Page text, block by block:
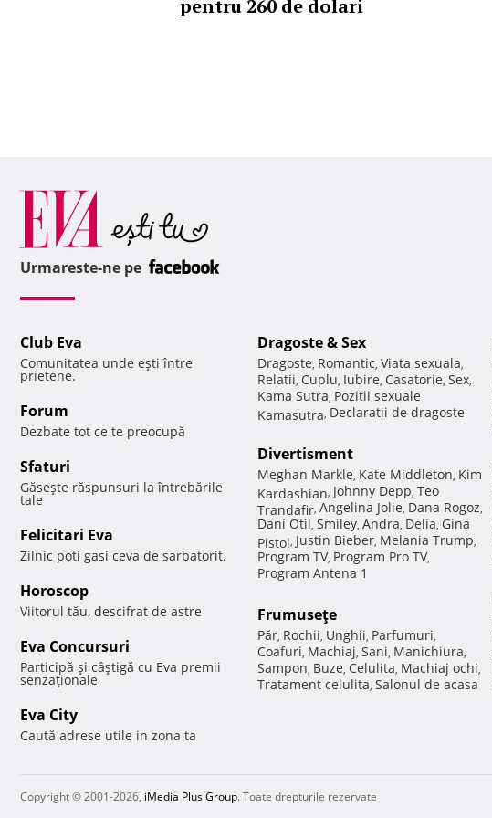
pentru 260 de dolari
Urmareste-ne pe
Club Eva
Comunitatea unde eşti între
prietene.
Forum
Dezbate tot ce te preocupă
Sfaturi
Găseşte răspunsuri la întrebările
tale
Felicitari Eva
Zilnic poti gasi ceva de sarbatorit.
Horoscop
Viitorul tău, descifrat de astre
Eva Concursuri
Participă şi câştigă cu Eva premii
senzaţionale
Eva City
Caută adrese utile in zona ta
Dragoste & Sex
Dragoste, Romantic, Viata sexuala,
Relatii, Cuplu, Iubire, Casatorie, Sex,
Kama Sutra, Pozitii sexuale
Kamasutra, Declaratii de dragoste
Divertisment
Meghan Markle, Kate Middleton, Kim
Kardashian, Johnny Depp, Teo
Trandafir, Angelina Jolie, Dana Rogoz,
Dani Otil, Smiley, Andra, Delia, Gina
Pistol, Justin Bieber, Melania Trump,
Program TV, Program Pro TV,
Program Antena 1
Frumuseţe
Păr, Rochii, Unghii, Parfumuri,
Coafuri, Machiaj, Sani, Manichiura,
Sampon, Buze, Celulita, Machiaj ochi,
Tratament celulita, Salonul de acasa
Copyright © 2001-2026, iMedia Plus Group. Toate drepturile rezervate